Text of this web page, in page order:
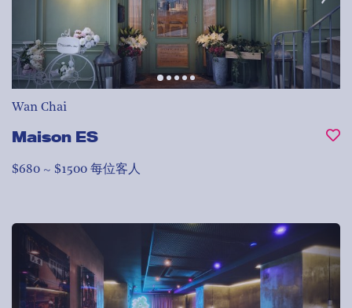
Wan Chai
Maison ES
$680 ~ $1500 每位客人